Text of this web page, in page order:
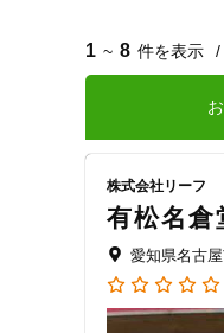
1 ~ 8 件を表示
株式会社リーフ
有松名倉
愛知県名古